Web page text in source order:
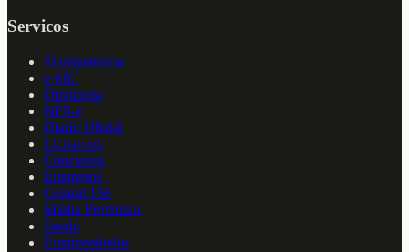
Servicos
Transparencia
e-SIC
Ouvidoria
NFS-e
Diario Oficial
Licitacoes
Concursos
Empregos
Central 156
Minha Prefeitura
Saude
Empreendedor